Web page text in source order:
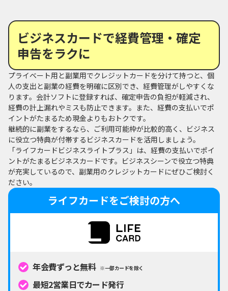
ビジネスカードで経費管理・確定
申告をラクに
プライベート用と副業用でクレジットカードを分けて持つと、個
人の支出と副業の経費を明確に区別でき、経費管理がしやすくな
ります。会計ソフトに登録すれば、確定申告の負担が軽減され、
経費の計上漏れやミスも防止できます。また、経費の支払いでポ
イントがたまるため現金よりもおトクです。
継続的に副業をするなら、ご利用可能枠が比較的高く、ビジネス
に役立つ特典が付帯するビジネスカードを活用しましょう。
「ライフカードビジネスライトプラス」は、経費の支払いでポイ
ントがたまるビジネスカードです。ビジネスシーンで役立つ特典
が充実しているので、副業用のクレジットカードにぜひご検討く
ださい。
ライフカードをご検討の方へ
年会費ずっと無料 ※一部カードを除く
最短2営業日でカード発行